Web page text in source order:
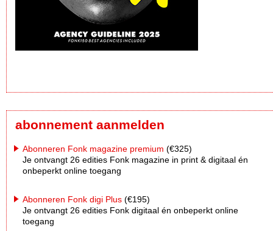
abonnement aanmelden
Abonneren Fonk magazine premium (€325)
Je ontvangt 26 edities Fonk magazine in print & digitaal én
onbeperkt online toegang
Abonneren Fonk digi Plus (€195)
Je ontvangt 26 edities Fonk digitaal én onbeperkt online
toegang